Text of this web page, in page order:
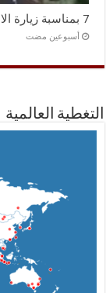
7 بمناسبة زيارة الامام الحسين عليه السلام زيارة الاربعين فيديو
‏أسبوعين مضت
التغطية العالمية